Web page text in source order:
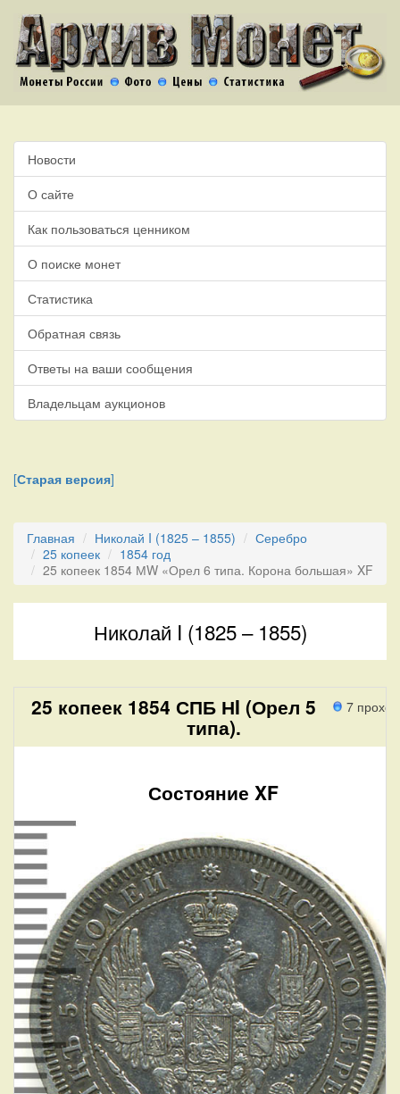
Новости
О сайте
Как пользоваться ценником
О поиске монет
Статистика
Обратная связь
Ответы на ваши сообщения
Владельцам аукционов
[Старая версия]
Главная Николай I (1825 – 1855)
Серебро
25 копеек
1854 год
25 копеек 1854 МW «Орел 6 типа. Корона большая» XF
Николай I (1825 – 1855)
7
25 копеек 1854 СПБ НI (Орел 5
типа).
Состояние XF